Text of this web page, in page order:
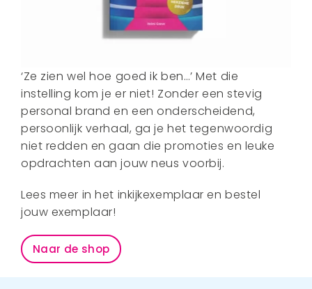
‘Ze zien wel hoe goed ik ben…’ Met die
instelling kom je er niet! Zonder een stevig
personal brand en een onderscheidend,
persoonlijk verhaal, ga je het tegenwoordig
niet redden en gaan die promoties en leuke
opdrachten aan jouw neus voorbij.
Lees meer in het inkijkexemplaar en bestel
jouw exemplaar!
Naar de shop